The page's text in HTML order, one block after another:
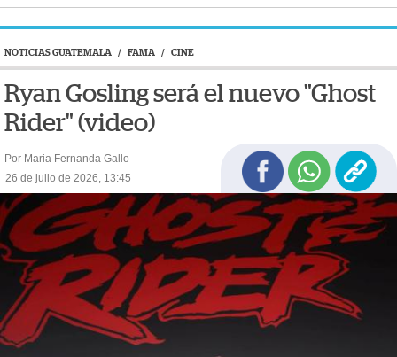
NOTICIAS GUATEMALA / FAMA / CINE
Ryan Gosling será el nuevo "Ghost
Rider" (video)
Por Maria Fernanda Gallo
26 de julio de 2026, 13:45